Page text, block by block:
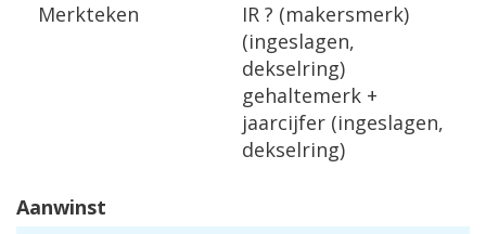
Merkteken
IR ? (makersmerk)
(ingeslagen,
dekselring)
gehaltemerk +
jaarcijfer (ingeslagen,
dekselring)
Aanwinst